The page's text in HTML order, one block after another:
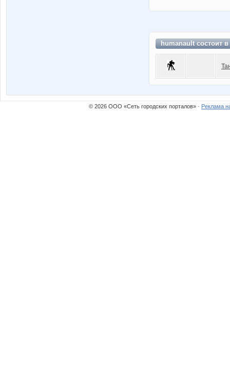
humanault состоит в
© 2026 ООО «Сеть городских порталов» · Реклама